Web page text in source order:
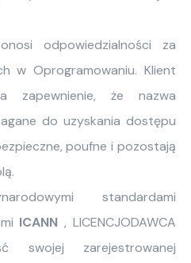
odpowiedzialności za
w Oprogramowaniu. Klient
zapewnienie, że nazwa
do uzyskania dostępu
poufne i pozostają
standardami
ICANN , LICENCJODAWCA
swojej zarejestrowanej